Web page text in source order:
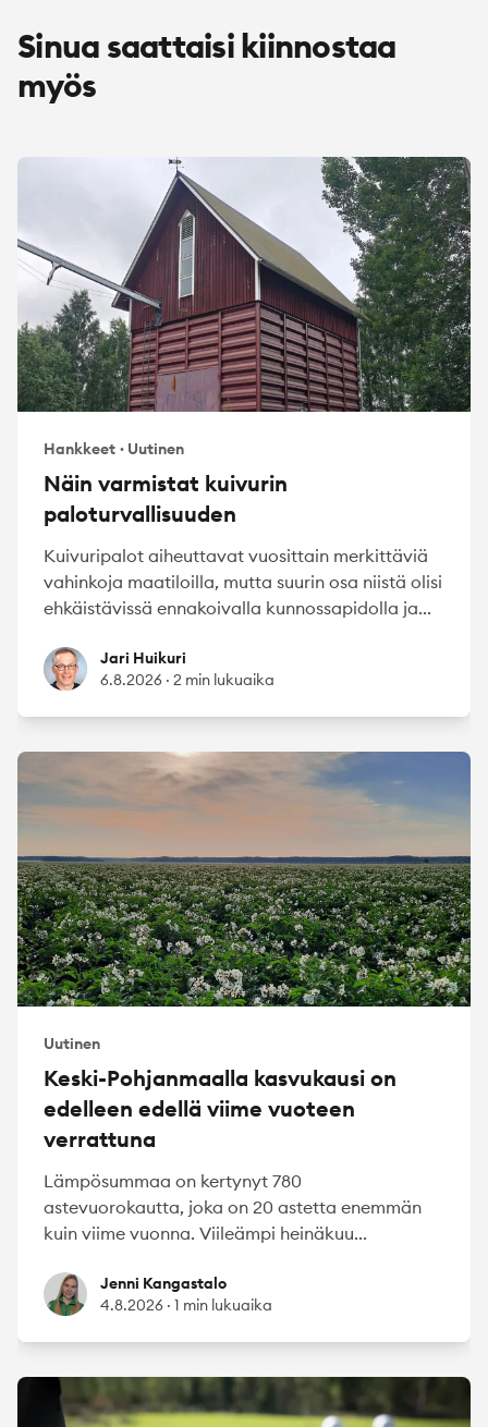
Sinua saattaisi kiinnostaa
myös
Hankkeet · Uutinen
Näin varmistat kuivurin
paloturvallisuuden
Kuivuripalot aiheuttavat vuosittain merkittäviä
vahinkoja maatiloilla, mutta suurin osa niistä olisi
ehkäistävissä ennakoivalla kunnossapidolla ja...
Jari HuikuriJari Huikuri
6.8.2026 · 2 min lukuaika
Uutinen
Keski-Pohjanmaalla kasvukausi on
edelleen edellä viime vuoteen
verrattuna
Lämpösummaa on kertynyt 780
astevuorokautta, joka on 20 astetta enemmän
kuin viime vuonna. Viileämpi heinäkuu...
Jenni Kangastalo
Jenni Kangastalo
4.8.2026 · 1 min lukuaika